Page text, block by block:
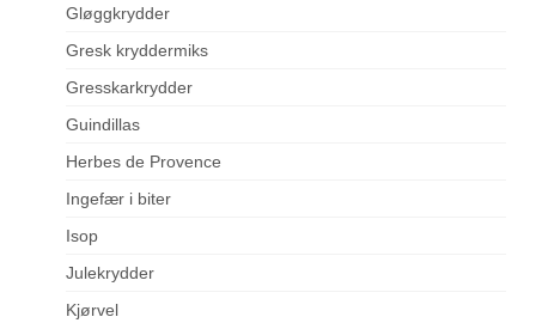
Gløggkrydder
Gresk kryddermiks
Gresskarkrydder
Guindillas
Herbes de Provence
Ingefær i biter
Isop
Julekrydder
Kjørvel